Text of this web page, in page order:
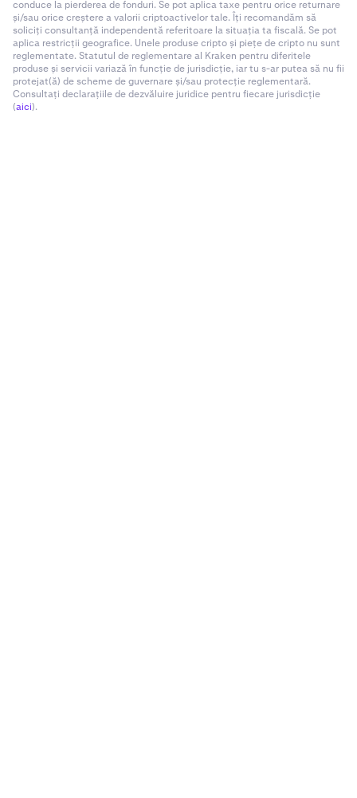
conduce la pierderea de fonduri. Se pot aplica taxe pentru orice returnare
și/sau orice creștere a valorii criptoactivelor tale. Îți recomandăm să
soliciți consultanță independentă referitoare la situația ta fiscală. Se pot
aplica restricții geografice. Unele produse cripto și piețe de cripto nu sunt
reglementate. Statutul de reglementare al Kraken pentru diferitele
produse și servicii variază în funcție de jurisdicție, iar tu s-ar putea să nu fii
protejat(ă) de scheme de guvernare și/sau protecție reglementară.
Consultați declarațiile de dezvăluire juridice pentru fiecare jurisdicție
(aici).